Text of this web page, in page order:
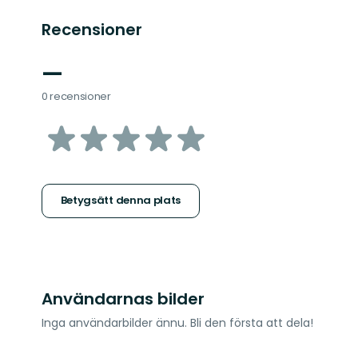
Recensioner
—
0 recensioner
av
stjärnor
Betygsätt denna plats
Användarnas bilder
Inga användarbilder ännu. Bli den första att dela!